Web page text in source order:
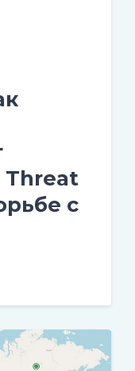
Threat
с